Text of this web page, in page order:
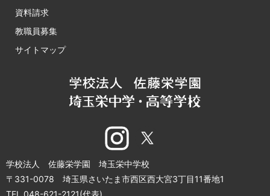
学校法人 佐藤栄学園 埼玉栄中学校
〒331-0078 埼玉県さいたま市西区西大宮3丁目11番地1
資料請求
教職員募集
サイトマップ